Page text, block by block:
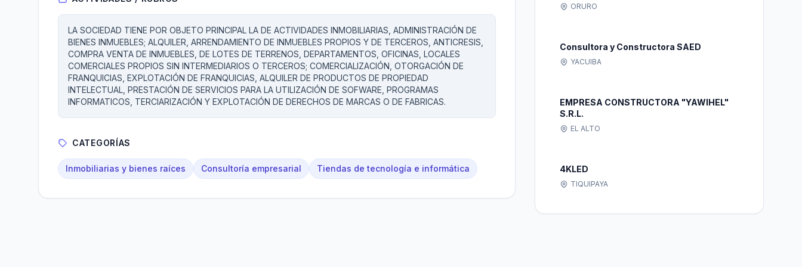
LA SOCIEDAD TIENE POR OBJETO PRINCIPAL LA DE ACTIVIDADES INMOBILIARIAS, ADMINISTRACIÓN DE
BIENES INMUEBLES; ALQUILER, ARRENDAMIENTO DE INMUEBLES PROPIOS Y DE TERCEROS, ANTICRESIS,
COMPRA VENTA DE INMUEBLES, DE LOTES DE TERRENOS, DEPARTAMENTOS, OFICINAS, LOCALES
COMERCIALES PROPIOS SIN INTERMEDIARIOS O TERCEROS; COMERCIALIZACIÓN, OTORGACIÓN DE
FRANQUICIAS, EXPLOTACIÓN DE FRANQUICIAS, ALQUILER DE PRODUCTOS DE PROPIEDAD
INTELECTUAL, PRESTACIÓN DE SERVICIOS PARA LA UTILIZACIÓN DE SOFWARE, PROGRAMAS
INFORMATICOS, TERCIARIZACIÓN Y EXPLOTACIÓN DE DERECHOS DE MARCAS O DE FABRICAS.
CATEGORÍAS
Inmobiliarias y bienes raíces Consultoría empresarial Tiendas de tecnología e informática
ORURO
Consultora y Constructora SAED
YACUIBA
EMPRESA CONSTRUCTORA "YAWIHEL"
S.R.L.
EL ALTO
4KLED
TIQUIPAYA